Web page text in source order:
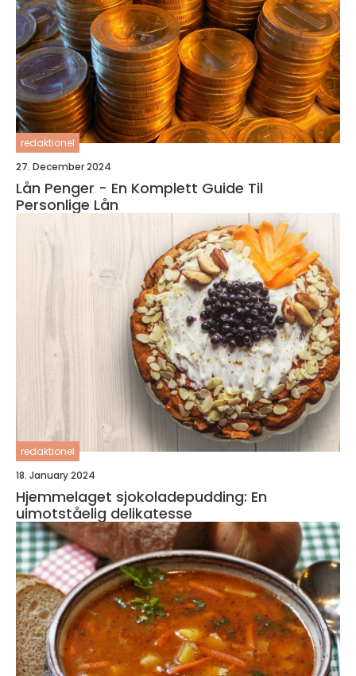
redaktionel
27. December 2024
Lån Penger - En Komplett Guide Til
Personlige Lån
redaktionel
18. January 2024
Hjemmelaget sjokoladepudding: En
uimotståelig delikatesse